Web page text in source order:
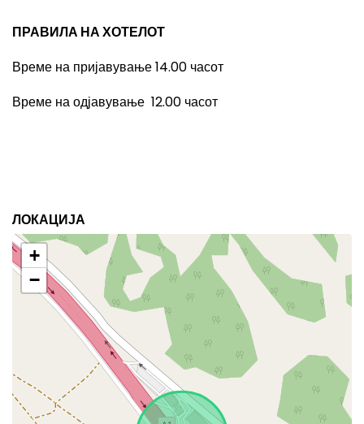
ПРАВИЛА НА ХОТЕЛОТ
Време на пријавување 14.00 часот
Време на одјавување 12.00 часот
ЛОКАЦИЈА
+
−